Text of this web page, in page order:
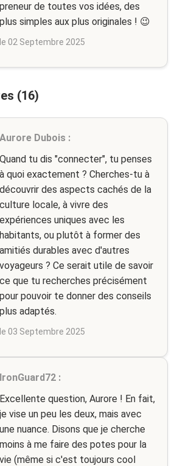
preneur de toutes vos idées, des
plus simples aux plus originales ! 😉
le 02 Septembre 2025
(16)
Aurore Dubois :
Quand tu dis "connecter", tu penses
à quoi exactement ? Cherches-tu à
découvrir des aspects cachés de la
culture locale, à vivre des
expériences uniques avec les
habitants, ou plutôt à former des
amitiés durables avec d'autres
voyageurs ? Ce serait utile de savoir
ce que tu recherches précisément
pour pouvoir te donner des conseils
plus adaptés.
le 03 Septembre 2025
IronGuard72 :
Excellente question, Aurore ! En fait,
je vise un peu les deux, mais avec
une nuance. Disons que je cherche
moins à me faire des potes pour la
vie (même si c'est toujours cool